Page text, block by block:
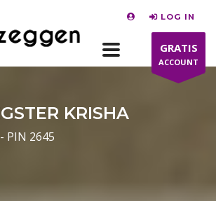
LOG IN
GRATIS
ACCOUNT
KRISHA
PIN 2645